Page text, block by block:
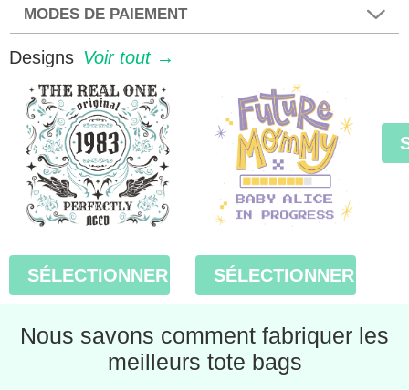
MODES DE PAIEMENT
Designs Voir tout →
SÉLECTIONNER SÉLECTIONNER
Nous savons comment fabriquer les
meilleurs tote bags